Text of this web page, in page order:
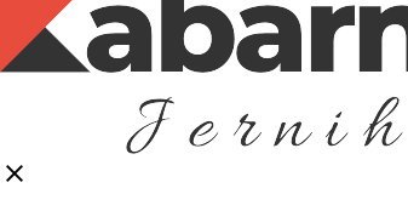
close